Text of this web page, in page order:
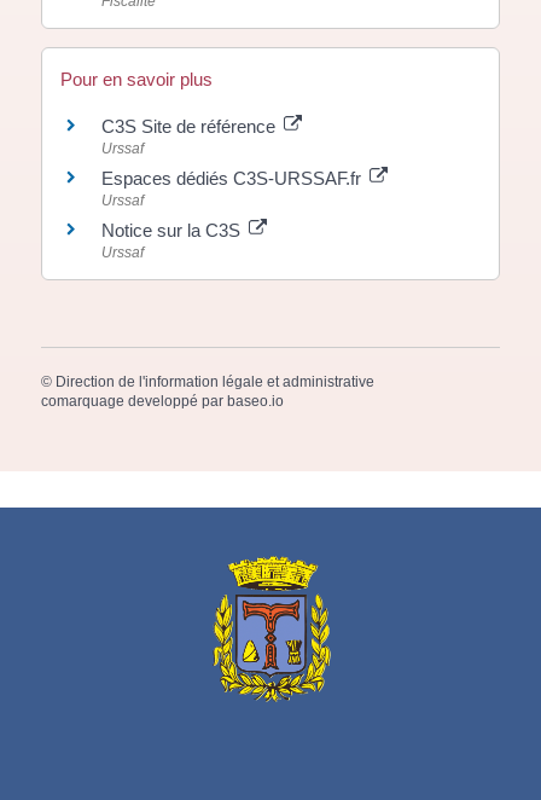
Pour en savoir plus
C3S Site de référence
Urssaf
Espaces dédiés C3S-URSSAF.fr
Urssaf
Notice sur la C3S
Urssaf
© Direction de l'information légale et administrative
comarquage developpé par baseo.io